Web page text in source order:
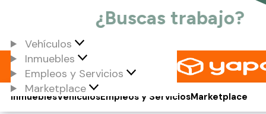
Vehículos
Inmuebles
Empleos y Servicios
Marketplace
Vehículos
Inmuebles Empleos y ServiciosMarketplace